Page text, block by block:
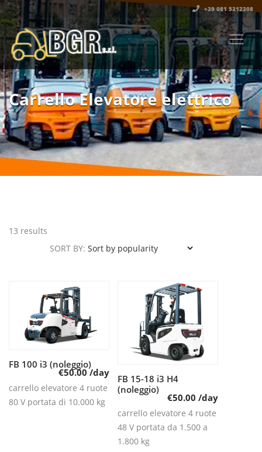
+39 081 5312308‬
Carrello Elevatore elettrico
13 results
SORT BY:
Leggi tutto
FB 100 i3 (noleggio)
€50.00/day
carrello elevatore 4 ruote
80 V portata di 10.000 kg
Leggi tutto
FB 15-18 i3 H4
(noleggio)
€50.00 /day
carrello elevatore 4 ruote
48 V portata da 1.500 a
1.800 kg